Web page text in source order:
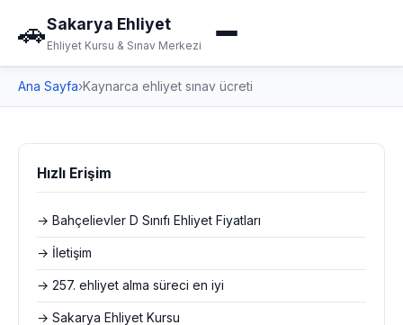
🚗Sakarya Ehliyet
Ehliyet Kursu & Sınav Merkezi
Ana Sayfa›Kaynarca ehliyet sınav ücreti
Hızlı Erişim
→ Bahçelievler D Sınıfı Ehliyet Fiyatları
→ İletişim
→ 257. ehliyet alma süreci en iyi
→ Sakarya Ehliyet Kursu